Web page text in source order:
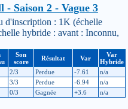
Saison 2 - Vague 3
d'inscription : 1K (échelle
hybride : avant : Inconnu,
Son
score
Résultat Var
Var
Hybride
2/3 Perdue -7.61
n/a
3/3 Perdue -6.94
n/a
0/3 Gagnée +3.6 n/a